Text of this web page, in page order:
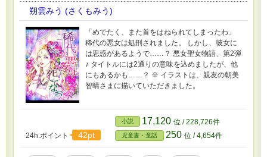
朔雲みう (さくもみう)
「めでたく、また首をはねられてしまったわ」
稀代の悪女は処刑されました。 しかし、彼女に
は思惑があるようで……？ 悪女聖女物語、第2弾
♪ タイトルには2通りの意味を込めましたが、他
にもあるかも……？ ※ イラストは、親友の朝美
智晴さまに描いていただきました。
24h.ポイント 42pt
小説 17,120 位 / 228,726件
児童書・童話 250 位 / 4,654件